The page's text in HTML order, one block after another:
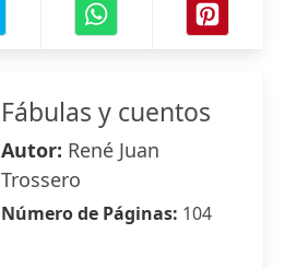
Fábulas y cuentos
Autor: René Juan
Trossero
Número de Páginas: 104